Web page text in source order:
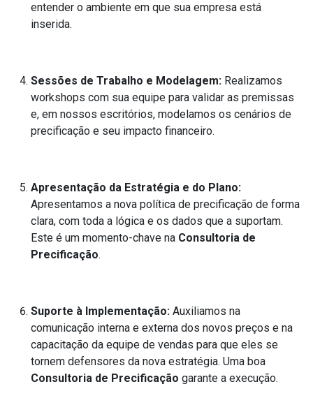
entender o ambiente em que sua empresa está
inserida.
Sessões de Trabalho e Modelagem: Realizamos
workshops com sua equipe para validar as premissas
e, em nossos escritórios, modelamos os cenários de
precificação e seu impacto financeiro.
Apresentação da Estratégia e do Plano:
Apresentamos a nova política de precificação de forma
clara, com toda a lógica e os dados que a suportam.
Este é um momento-chave na Consultoria de
Precificação.
Suporte à Implementação: Auxiliamos na
comunicação interna e externa dos novos preços e na
capacitação da equipe de vendas para que eles se
tornem defensores da nova estratégia. Uma boa
Consultoria de Precificação garante a execução.